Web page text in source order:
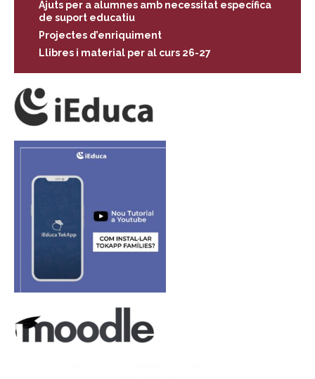
Ajuts per a alumnes amb necessitat específica
de suport educatiu
Projectes d’enriquiment
Llibres i material per al curs 26-27